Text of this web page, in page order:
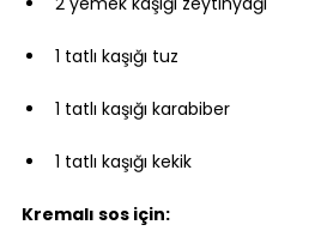
1 tatlı kaşığı tuz
1 tatlı kaşığı karabiber
1 tatlı kaşığı kekik
Kremalı sos için: